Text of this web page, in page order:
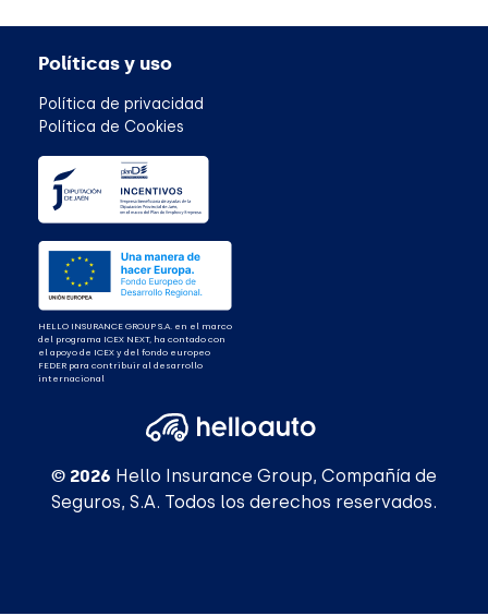
HELLO INSURANCE GROUP S.A. en el marco
del programa ICEX NEXT, ha contado con
el apoyo de ICEX y del fondo europeo
FEDER para contribuir al desarrollo
internacional
Políticas y uso
Política de privacidad
Política de Cookies
© 2026 Hello Insurance Group, Compañía de
Seguros, S.A. Todos los derechos reservados.